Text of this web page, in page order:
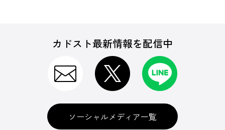
カドスト最新情報を配信中
ソーシャルメディア一覧